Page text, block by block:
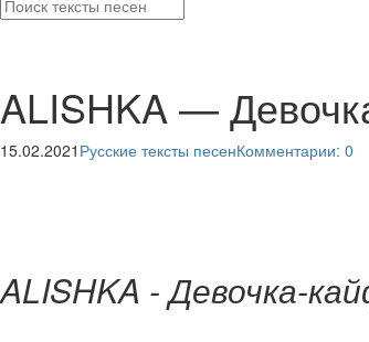
ALISHKA —
15.02.2021 Русские тексты песенКомментарии: 0
ALISHKA - Девочка-